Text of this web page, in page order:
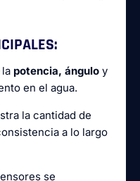
potencia, ángulo y
en el agua.
la cantidad de
a lo largo
se